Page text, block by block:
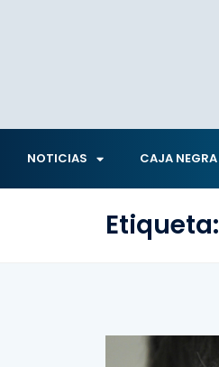
NOTICIAS CAJA NEGRA
Etiqueta: